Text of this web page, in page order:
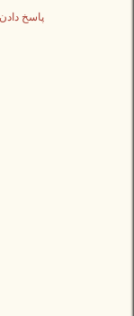
پاسخ دادن